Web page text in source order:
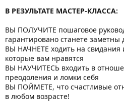
В РЕЗУЛЬТАТЕ МАСТЕР-КЛАССА:
ВЫ ПОЛУЧИТЕ пошаговое
гарантировано станете
ВЫ НАЧНЕТЕ ходить на свидания
которые вам нравятся
ВЫ НАУЧИТЕСЬ входить в
преодоления и ломки себя
ВЫ ПОЙМЕТЕ, что счастливые
в любом возрасте!